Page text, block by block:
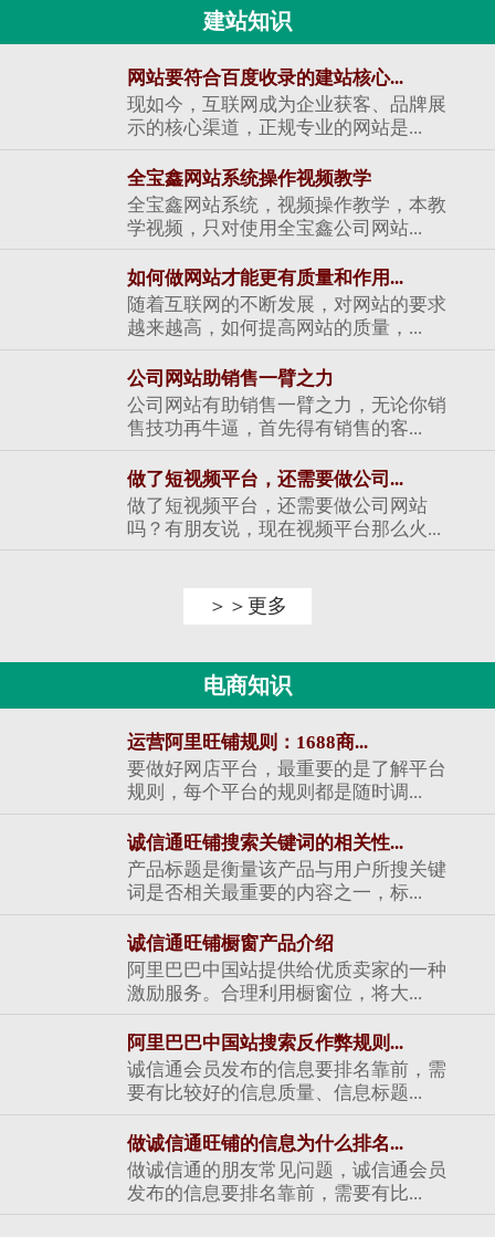
建站知识
网站要符合百度收录的建站核心...
现如今，互联网成为企业获客、品牌展
示的核心渠道，正规专业的网站是...
全宝鑫网站系统操作视频教学
全宝鑫网站系统，视频操作教学，本教
学视频，只对使用全宝鑫公司网站...
如何做网站才能更有质量和作用...
随着互联网的不断发展，对网站的要求
越来越高，如何提高网站的质量，...
公司网站助销售一臂之力
公司网站有助销售一臂之力，无论你销
售技功再牛逼，首先得有销售的客...
做了短视频平台，还需要做公司...
做了短视频平台，还需要做公司网站
吗？有朋友说，现在视频平台那么火...
＞＞更多
电商知识
运营阿里旺铺规则：1688商...
要做好网店平台，最重要的是了解平台
规则，每个平台的规则都是随时调...
诚信通旺铺搜索关键词的相关性...
产品标题是衡量该产品与用户所搜关键
词是否相关最重要的内容之一，标...
诚信通旺铺橱窗产品介绍
阿里巴巴中国站提供给优质卖家的一种
激励服务。合理利用橱窗位，将大...
阿里巴巴中国站搜索反作弊规则...
诚信通会员发布的信息要排名靠前，需
要有比较好的信息质量、信息标题...
做诚信通旺铺的信息为什么排名...
做诚信通的朋友常见问题，诚信通会员
发布的信息要排名靠前，需要有比...